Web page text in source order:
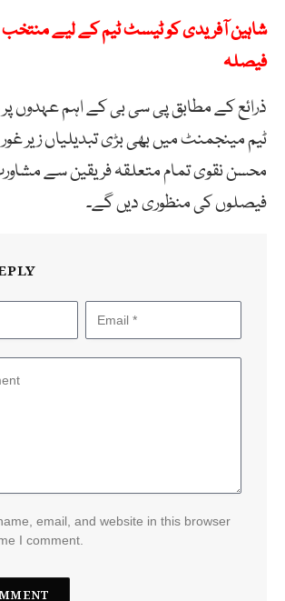
شاہین آفریدی کو ٹیسٹ ٹیم کے لیے منتخب
فیصلہ
ذرائع کے مطابق پی سی بی کے اہم عہدوں پر
ٹیم مینجمنٹ میں بھی بڑی تبدیلیاں زیر
محسن نقوی تمام متعلقہ فریقین سے
فیصلوں کی منظوری دیں گے۔
email, and website in this browser
I comment.